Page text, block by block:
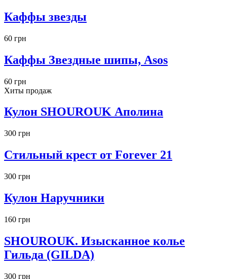
Каффы звезды
60 грн
Каффы Звездные шипы, Asos
60 грн
Хиты продаж
Кулон SHOUROUK Аполина
300 грн
Стильный крест от Forever 21
300 грн
Кулон Наручники
160 грн
SHOUROUK. Изысканное колье
Гильда (GILDA)
300 грн